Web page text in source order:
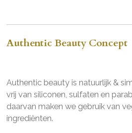
Authentic Beauty Concept
Authentic beauty is natuurlijk &
vrij van siliconen, sulfaten en
daarvan maken we gebruik van
ingrediënten.